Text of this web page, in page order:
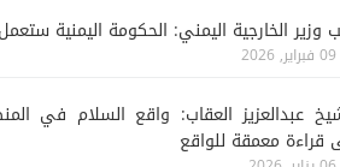
وزير الخارجية اليمني: الحكومة اليمنية
09 فبراير, 2026
عبدالعزيز العقاب: واقع السلام في
قراءة معمقة للواقع